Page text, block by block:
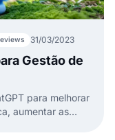
31/03/2023
Gestão de
para melhorar
aumentar as